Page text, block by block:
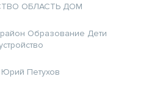
ОБЛАСТЬ ДОМ
Образование Дети
Юрий Петухов